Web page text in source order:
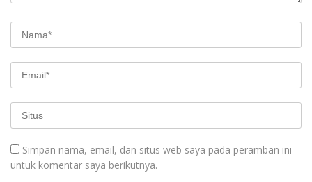
Simpan nama, email, dan situs web saya pada peramban ini
untuk komentar saya berikutnya.